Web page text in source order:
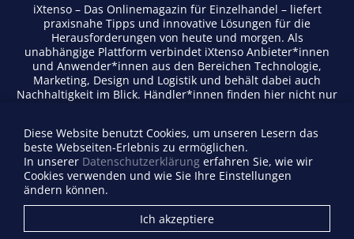
iXtenso – Das Onlinemagazin für Einzelhandel – liefert
praxisnahe Tipps und innovative Lösungen für die
Herausforderungen von heute und morgen. Als
unabhängige Plattform verbindet iXtenso Anbieter*innen
und Anwender*innen aus den Bereichen Technologie,
Marketing, Design und Logistik und behält dabei auch
Nachhaltigkeit im Blick. Händler*innen finden hier nicht nur
lebendigen Schreibstil und relevantem Content fördert das
Magazin den Austausch innerhalb der Retail-Community.
Ob digitale Trends oder praktische Alltagstipps – iXtenso
macht Wissen für den Handel zugänglich.
Diese Website benutzt Cookies, um unseren Lesern das
beste Webseiten-Erlebnis zu ermöglichen.
In unserer Datenschutzerklärung erfahren Sie, wie wir
Cookies verwenden und wie Sie Ihre Einstellungen
ändern können.
Ich akzeptiere